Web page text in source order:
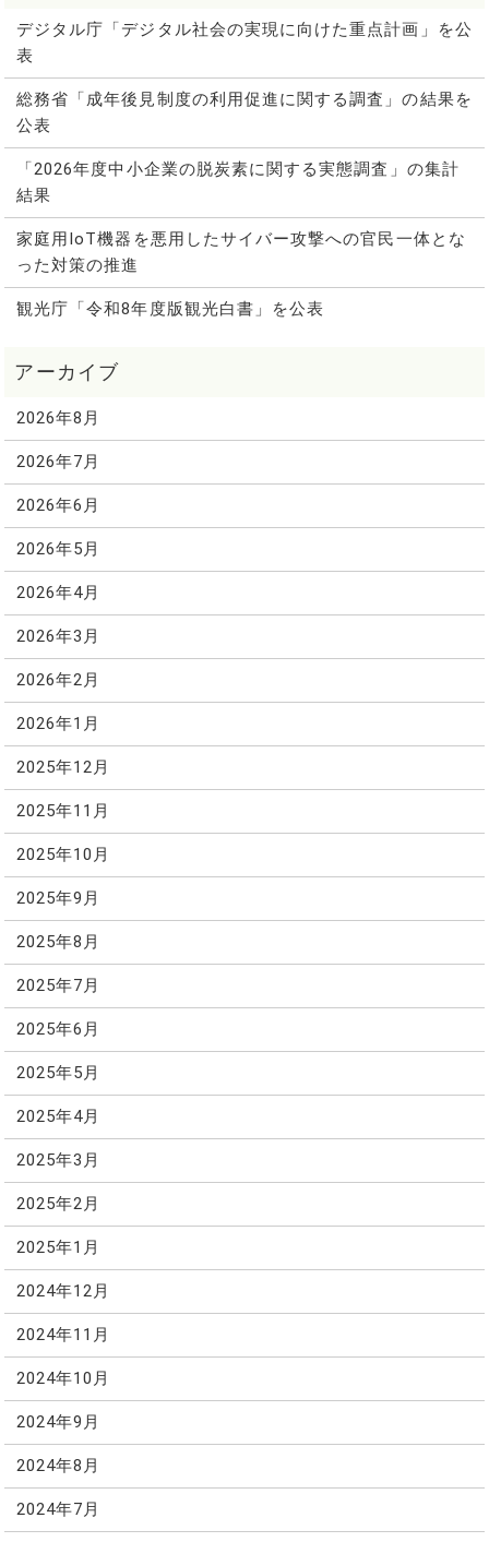
デジタル庁「デジタル社会の実現に向けた重点計画」を公
表
総務省「成年後見制度の利用促進に関する調査」の結果を
公表
「2026年度中小企業の脱炭素に関する実態調査」の集計
結果
家庭用IoT機器を悪用したサイバー攻撃への官民一体とな
った対策の推進
観光庁「令和8年度版観光白書」を公表
2026年8月
2026年7月
2026年6月
2026年5月
2026年4月
2026年3月
2026年2月
2026年1月
2025年12月
2025年11月
2025年10月
2025年9月
2025年8月
2025年7月
2025年6月
2025年5月
2025年4月
2025年3月
2025年2月
2025年1月
2024年12月
2024年11月
2024年10月
2024年9月
2024年8月
2024年7月